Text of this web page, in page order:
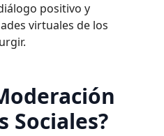
positivo y
virtuales de los
Sociales?